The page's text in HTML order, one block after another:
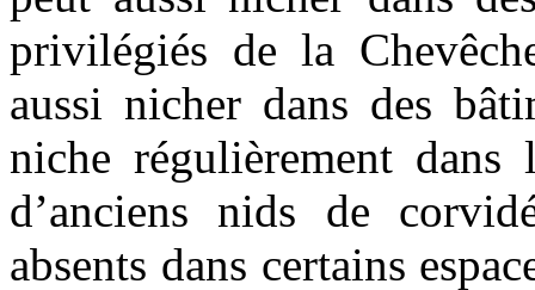
privilégiés de la
aussi nicher dans des
niche régulièrement
d’anciens nids de
absents dans certains